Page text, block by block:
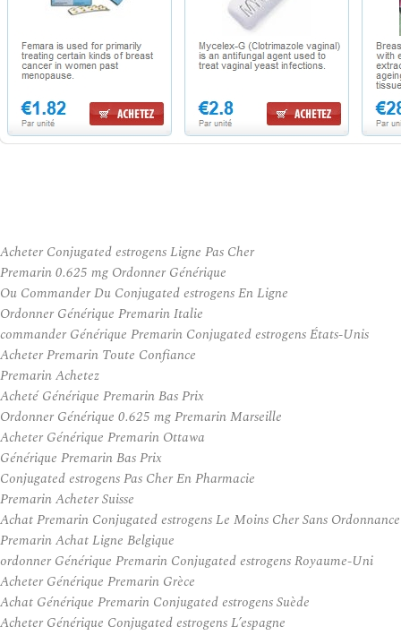
Acheter Conjugated estrogens Ligne Pas Cher
Premarin 0.625 mg Ordonner Générique
Ou Commander Du Conjugated estrogens En Ligne
Ordonner Générique Premarin Italie
commander Générique Premarin Conjugated estrogens États-Unis
Acheter Premarin Toute Confiance
Premarin Achetez
Acheté Générique Premarin Bas Prix
Ordonner Générique 0.625 mg Premarin Marseille
Acheter Générique Premarin Ottawa
Générique Premarin Bas Prix
Conjugated estrogens Pas Cher En Pharmacie
Premarin Acheter Suisse
Achat Premarin Conjugated estrogens Le Moins Cher Sans Ordonnance
Premarin Achat Ligne Belgique
ordonner Générique Premarin Conjugated estrogens Royaume-Uni
Acheter Générique Premarin Grèce
Achat Générique Premarin Conjugated estrogens Suède
Acheter Générique Conjugated estrogens L’espagne